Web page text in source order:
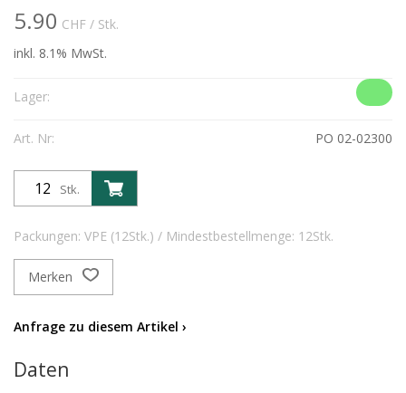
5.90 CHF / Stk.
inkl. 8.1% MwSt.
Lager:
Art. Nr: PO 02-02300
Stk.
Packungen: VPE (12Stk.) / Mindestbestellmenge: 12Stk.
Merken
Anfrage zu diesem Artikel ›
Daten